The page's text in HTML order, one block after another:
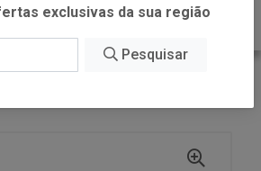
DE ALIMENTOS
exclusivas da sua região
Pesquisar